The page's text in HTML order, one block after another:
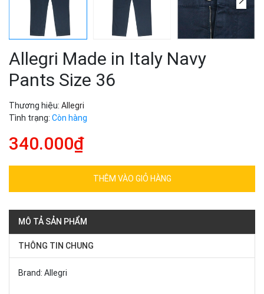
Allegri Made in Italy Navy
Pants Size 36
Thương hiệu: Allegri
Tình trạng: Còn hàng
340.000₫
THÊM VÀO GIỎ HÀNG
MÔ TẢ SẢN PHẨM
THÔNG TIN CHUNG
Brand: Allegri